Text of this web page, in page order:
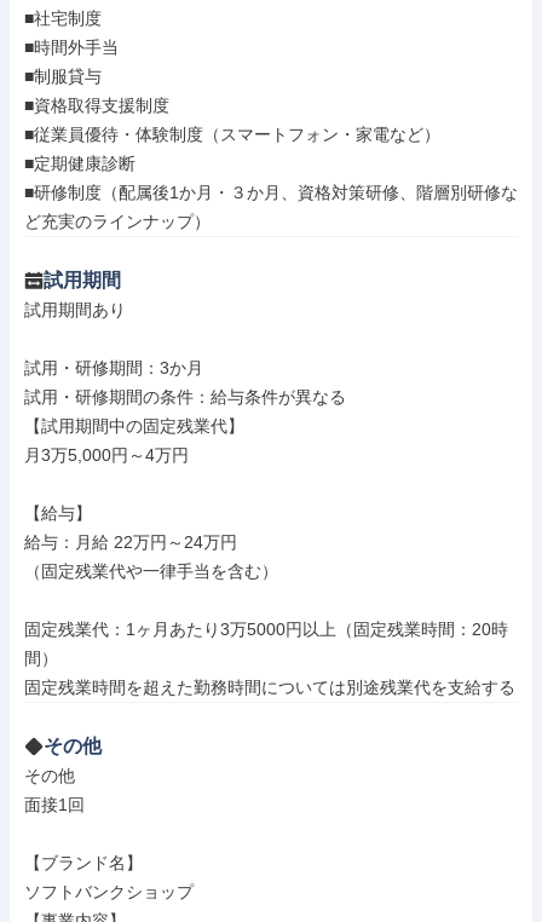
■社宅制度
■時間外手当
■制服貸与
■資格取得支援制度
■従業員優待・体験制度（スマートフォン・家電など）
■定期健康診断
■研修制度（配属後1か月・３か月、資格対策研修、階層別研修な
ど充実のラインナップ）
試用期間
試用期間あり
試用・研修期間：3か月
試用・研修期間の条件：給与条件が異なる
【試用期間中の固定残業代】
月3万5,000円～4万円
【給与】
給与：月給 22万円～24万円
（固定残業代や一律手当を含む）
固定残業代：1ヶ月あたり3万5000円以上（固定残業時間：20時
間）
その他
その他
面接1回
【ブランド名】
ソフトバンクショップ